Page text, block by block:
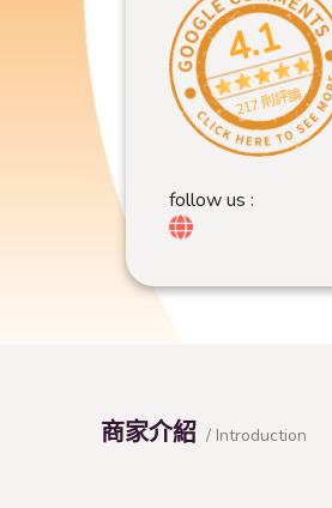
4.1
217 則評論
follow us :
商家介紹 / Introduction